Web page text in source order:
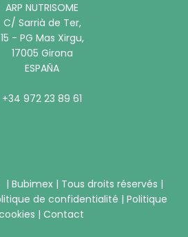
ARP NUTRISOME
Sarrià de Ter,
- PG Mas Xirgu,
17005 Girona
ESPAÑA
972 23 89 61
| Bubimex | Tous droits réservés |
de confidentialité | Politique
| Contact